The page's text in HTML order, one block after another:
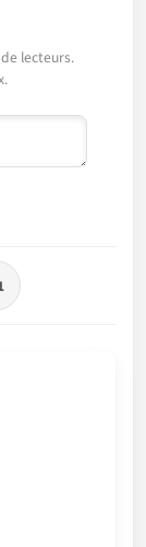
lecteurs.